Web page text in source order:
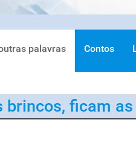
palavras Contos
brincos, ficam